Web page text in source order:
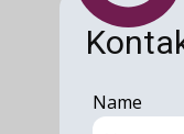
Name